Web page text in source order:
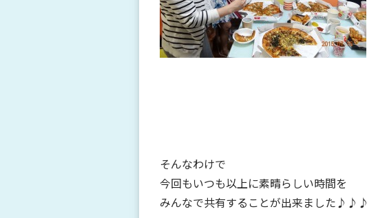
そんなわけで
今回もいつも以上に素晴らしい時間を
みんなで共有することが出来ました♪♪♪